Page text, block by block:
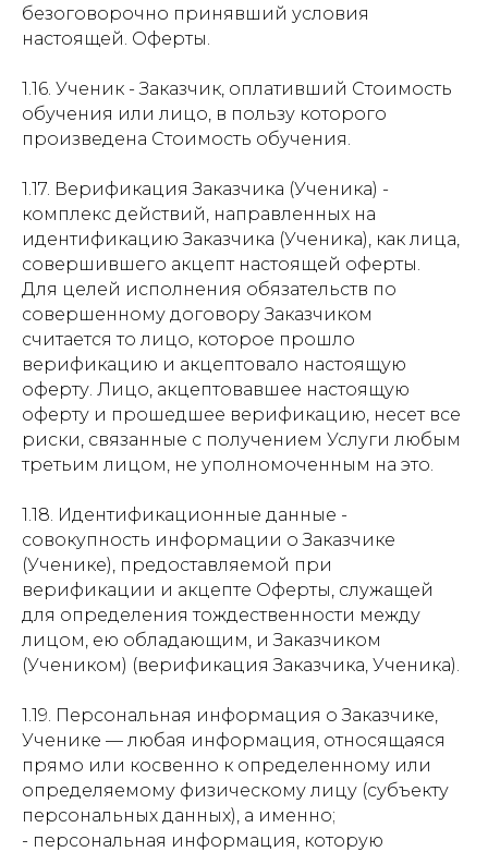
безоговорочно принявший условия
настоящей. Оферты.
1.16. Ученик - Заказчик, оплативший Стоимость
обучения или лицо, в пользу которого
произведена Стоимость обучения.
1.17. Верификация Заказчика (Ученика) -
комплекс действий, направленных на
идентификацию Заказчика (Ученика), как лица,
совершившего акцепт настоящей оферты.
Для целей исполнения обязательств по
совершенному договору Заказчиком
считается то лицо, которое прошло
верификацию и акцептовало настоящую
оферту. Лицо, акцептовавшее настоящую
оферту и прошедшее верификацию, несет все
риски, связанные с получением Услуги любым
третьим лицом, не уполномоченным на это.
1.18. Идентификационные данные -
совокупность информации о Заказчике
(Ученике), предоставляемой при
верификации и акцепте Оферты, служащей
для определения тождественности между
лицом, ею обладающим, и Заказчиком
(Учеником) (верификация Заказчика, Ученика).
1.19. Персональная информация о Заказчике,
Ученике — любая информация, относящаяся
прямо или косвенно к определенному или
определяемому физическому лицу (субъекту
персональных данных), а именно;
- персональная информация, которую